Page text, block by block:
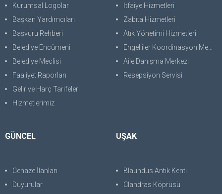
Kurumsal Logolar
Başkan Yardımcıları
Başvuru Rehberi
Belediye Encümeni
Belediye Meclisi
Faaliyet Raporları
Gelir ve Harç Tarifeleri
Hizmetlerimiz
İtfaiye Hizmetleri
Zabıta Hizmetleri
Atık Yönetimi Hizmetleri
Engelliler Koordinasyon Merkezi
Aile Danışma Merkezi
Resepsiyon Servisi
GÜNCEL
Cenaze İlanları
Duyurular
UŞAK
Blaundus Antik Kenti
Clandras Köprüsü